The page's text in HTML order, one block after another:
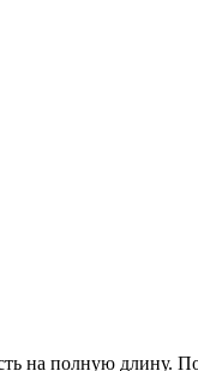
на полную длину.